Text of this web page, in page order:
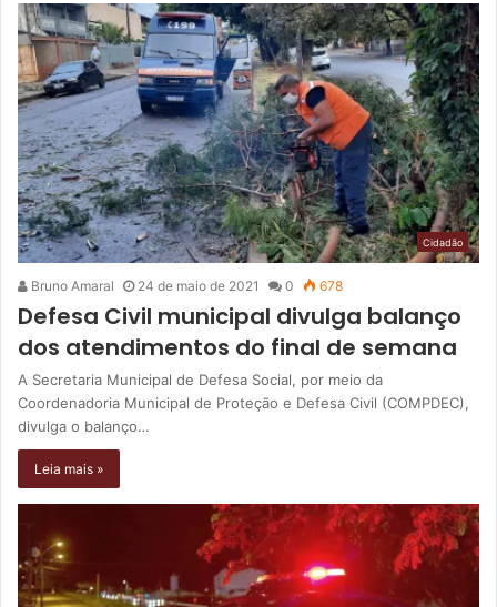
Cidadão
Bruno Amaral 24 de maio de 2021 0 678
Defesa Civil municipal divulga balanço
dos atendimentos do final de semana
A Secretaria Municipal de Defesa Social, por meio da
Coordenadoria Municipal de Proteção e Defesa Civil (COMPDEC),
divulga o balanço…
Leia mais »